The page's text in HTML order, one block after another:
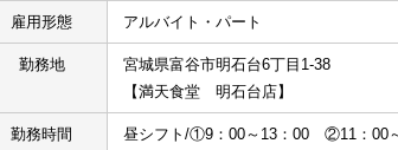
雇用形態 アルバイト・パート
勤務地
宮城県富谷市明石台6丁目1-38
【満天食堂　明石台店】
勤務時間
昼シフト/①9：00～13：00　②11：00